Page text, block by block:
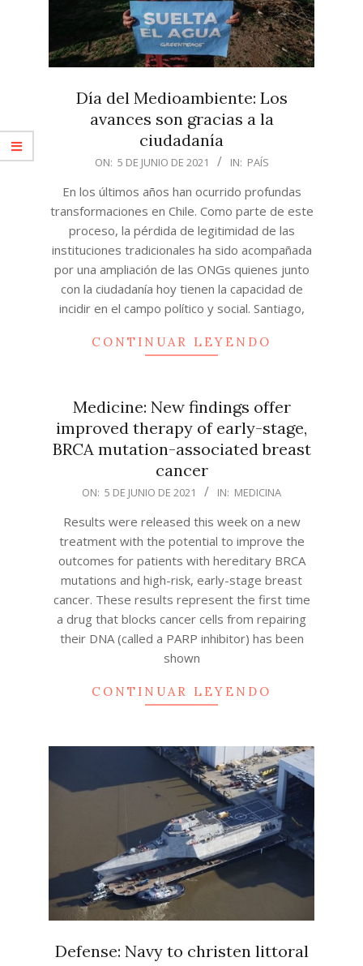
Día del Medioambiente: Los
avances son gracias a la
ciudadanía
ON: 5 DE JUNIO DE 2021 IN: PAÍS
En los últimos años han ocurrido profundas
transformaciones en Chile. Como parte de este
proceso, la pérdida de legitimidad de las
instituciones tradicionales ha sido acompañada
por una ampliación de las ONGs quienes junto
con la ciudadanía hoy tienen la capacidad de
incidir en el campo político y social. Santiago,
CONTINUAR LEYENDO
Medicine: New findings offer
improved therapy of early-stage,
BRCA mutation-associated breast
cancer
ON: 5 DE JUNIO DE 2021 IN: MEDICINA
Results were released this week on a new
treatment with the potential to improve the
outcomes for patients with hereditary BRCA
mutations and high-risk, early-stage breast
cancer. These results represent the first time
a drug that blocks cancer cells from repairing
their DNA (called a PARP inhibitor) has been
shown
CONTINUAR LEYENDO
Defense: Navy to christen littoral